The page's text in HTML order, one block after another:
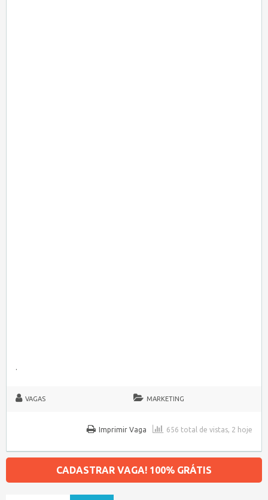
.
VAGAS MARKETING
656 total de vistas, 2 hoje
Imprimir Vaga
CADASTRAR VAGA! 100% GRÁTIS